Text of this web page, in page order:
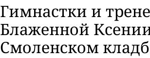
Гимнастки и
Блаженной
Смоленском